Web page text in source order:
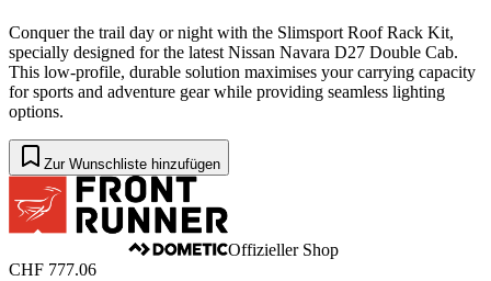
Conquer the trail day or night with the Slimsport Roof Rack Kit,
specially designed for the latest Nissan Navara D27 Double Cab.
This low-profile, durable solution maximises your carrying capacity
for sports and adventure gear while providing seamless lighting
options.
Zur Wunschliste hinzufügen
Offizieller Shop
CHF 777.06